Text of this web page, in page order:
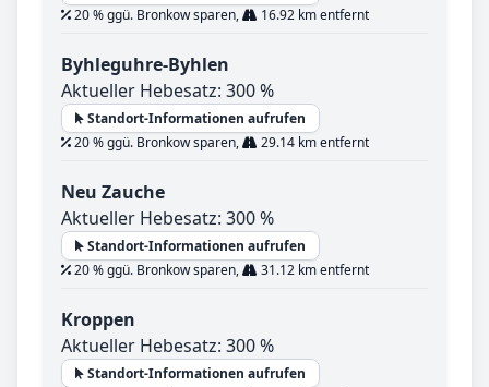
20 % ggü. Bronkow sparen,
16.92 km entfernt
Byhleguhre-Byhlen
Aktueller Hebesatz: 300 %
Standort-Informationen aufrufen
20 % ggü. Bronkow sparen,
29.14 km entfernt
Neu Zauche
Aktueller Hebesatz: 300 %
Standort-Informationen aufrufen
20 % ggü. Bronkow sparen,
31.12 km entfernt
Kroppen
Aktueller Hebesatz: 300 %
Standort-Informationen aufrufen